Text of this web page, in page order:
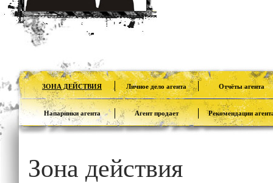
ЗОНА ДЕЙСТВИЯ Личное дело агента Отчёты агента
Напарники агента Агент продает Рекомендации
Зона действия